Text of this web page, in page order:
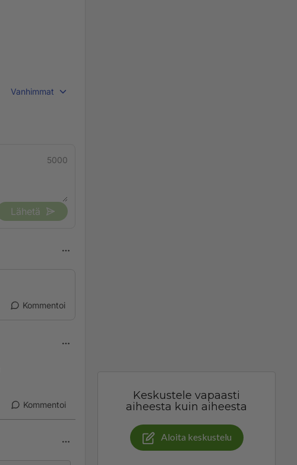
Vanhimmat
5000
Lähetä
Kommentoi
Kommentoi
Keskustele vapaasti
aiheesta kuin aiheesta
Aloita keskustelu